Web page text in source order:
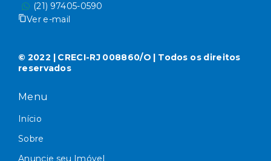
(21) 97405-0590
Ver e-mail
© 2022 | CRECI-RJ 008860/O | Todos os direitos
reservados
Menu
Início
Sobre
Anuncie seu Imóvel